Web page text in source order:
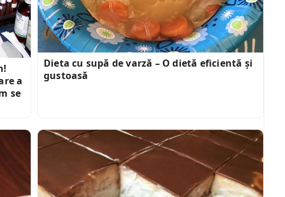
a
se
Dieta cu supă de varză – O dietă eficientă și
gustoasă